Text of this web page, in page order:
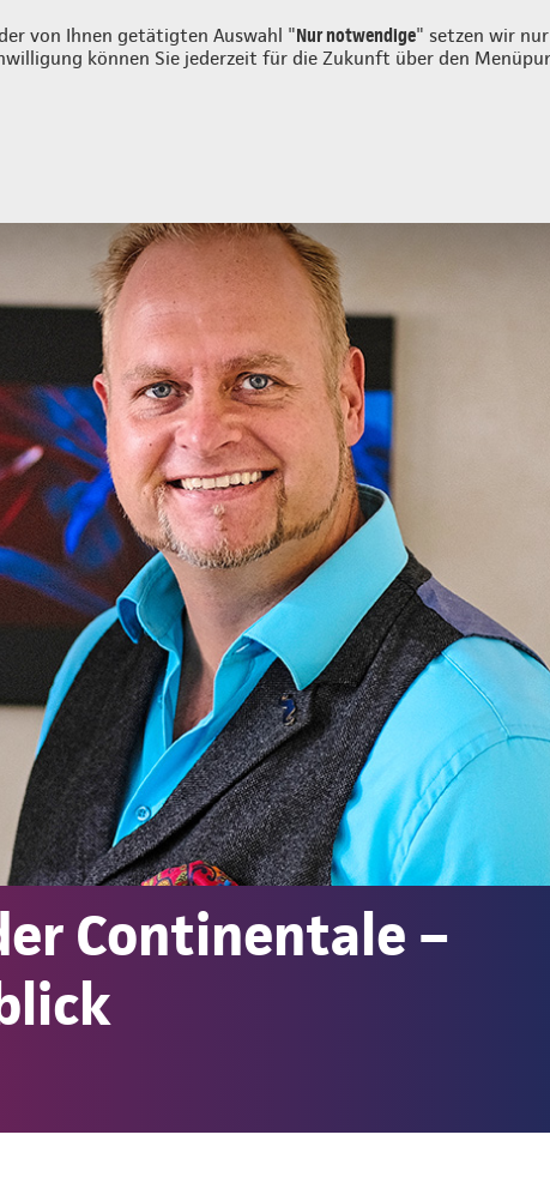
von Ihnen getätigten Auswahl "Nur notwendige" setzen wir
können Sie jederzeit für die Zukunft über den
Login
Continentale –